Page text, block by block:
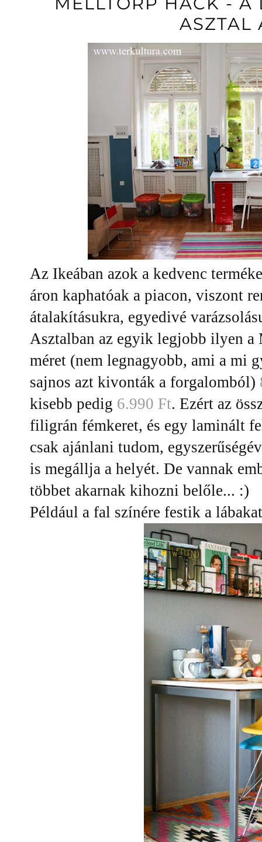
ASZTAL
Az Ikeában azok a kedvenc
áron kaphatóak a piacon, viszont
átalakításukra, egyedivé
Asztalban az egyik legjobb ilyen
méret (nem legnagyobb, ami a mi
sajnos azt kivonták a forgalomból)
kisebb pedig 6.990 Ft. Ezért az
filigrán fémkeret, és egy laminált
csak ajánlani tudom,
is megállja a helyét. De vannak
többet akarnak kihozni belőle... :)
Például a fal színére festik a